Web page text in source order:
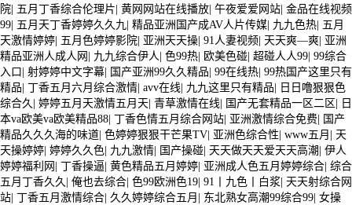
院| 五月丁香综合伦理片| 黄网网站在线播放| 午夜爱爱网站| 金品在线视频
99| 五月天丁香婷婷久久九 | 精品亚洲国产成AV人片传媒| 九九色热| 五月
天激情婷婷| 五月色婷婷影院| 亚洲天天操| 91人妻视频| 天天爽—爽| 亚洲
精品亚洲人成人网 | 九九综合伊人 | 色99热| 欧美色碰| 超碰人人99| 99综合
入口| 射婷婷中文字幕| 国产亚洲99久久精品| 99在线热| 99热国产这里只有
精品| 丁香五月六月综合激情| avv在线| 九九这里只有精品| 日日噜狠狠色
综合久 | 婷婷五月天激情五月天| 青草激情在线| 国产无套精品一区二区| 日
本va欧美va欧美精品88| 丁香色情五月综合网站| 亚洲激情综合免费| 国产
精品久久久海的味道| 色婷婷狠狠干芒果TV| 亚洲色综合性| www五月 | 天
天操婷婷| 婷婷久久色| 九九激情| 国产操碰| 天天做天天爱天天高潮 | 伊人
婷婷福利网 | 丁香操逼| 黄色精品五月婷婷| 亚洲成人色五月婷婷综合| 综合
五月丁香久久 | 俺也去综合| 色99欧洲色19| 91丨九色丨白浆| 天天射综合网
站| 丁香五月激情综合| 久久婷婷综合五月 | 东北熟女高潮99综合99| 女操